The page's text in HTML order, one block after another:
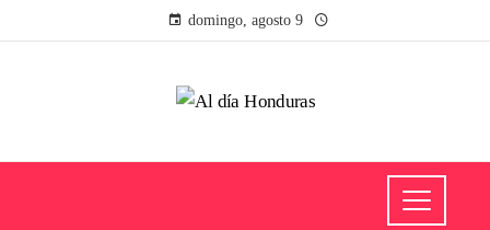
domingo, agosto 9